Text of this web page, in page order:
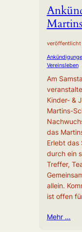
veröffentlicht
Vereinsleben
Am
Kinder- &
Martins-
das
Erlebt das
durch ein
Treffer,
allein.
ist offen
Mehr …